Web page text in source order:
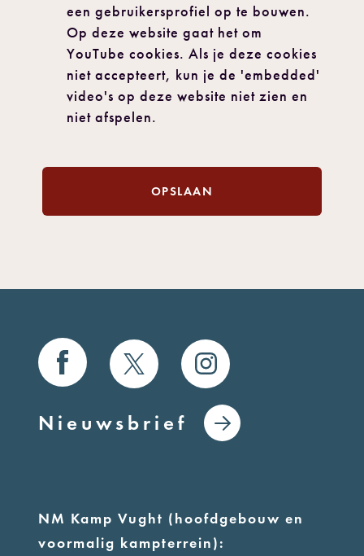
een gebruikersprofiel op te bouwen.
Op deze website gaat het om
YouTube cookies. Als je deze cookies
niet accepteert, kun je de 'embedded'
video's op deze website niet zien en
niet afspelen.
OPSLAAN
Nieuwsbrief
NM Kamp Vught (hoofdgebouw en
voormalig kampterrein):